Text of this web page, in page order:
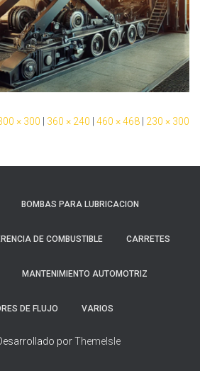
× 300 360 × 240 460 × 468
230 × 300
BOMBAS PARA LUBRICACION
DE COMBUSTIBLE CARRETES
MANTENIMIENTO AUTOMOTRIZ
DE FLUJO VARIOS
porThemeIsle